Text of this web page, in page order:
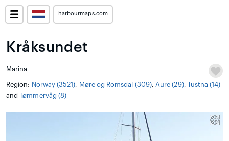
harbourmaps.com
Kråksundet
Marina
Region: Norway (3521), Møre og Romsdal (309), Aure (29), Tustna (14)
andTømmervåg (8)